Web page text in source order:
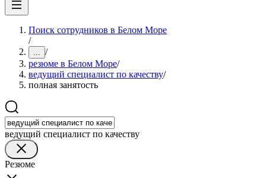
Поиск сотрудников в Белом Море
/
... /
резюме в Белом Море/
ведущий специалист по качеству/
полная занятость
ведущий специалист по качеству
Резюме